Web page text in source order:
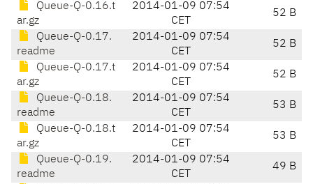
Queue-Q-0.16.t
ar.gz
2014-01-09 07:54
CET
52 B
Queue-Q-0.17.
readme
2014-01-09 07:54
CET
52 B
Queue-Q-0.17.t
ar.gz
2014-01-09 07:54
CET
52 B
Queue-Q-0.18.
readme
2014-01-09 07:54
CET
53 B
Queue-Q-0.18.t
ar.gz
2014-01-09 07:54
CET
53 B
Queue-Q-0.19.
readme
2014-01-09 07:54
CET
49 B